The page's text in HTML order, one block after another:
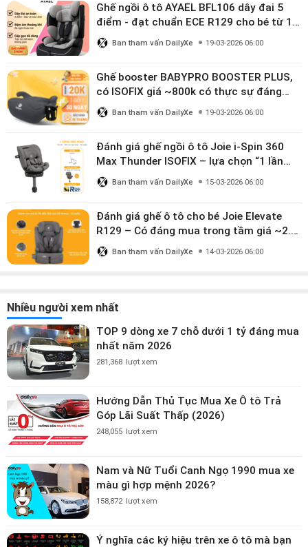
Ghế ngồi ô tô AYAEL BFL106 dây đai 5
điểm - đạt chuẩn ECE R129 cho bé từ 1–
10 tuổi
Ban tham vấn DailyXe 19-03-2026 06:00
Ghế booster BABYPRO BOOSTER PLUS,
có ISOFIX giá ~800k có thực sự đáng
mua?
Ban tham vấn DailyXe 19-03-2026 06:00
Đánh giá ghế ngồi ô tô Joie i-Spin 360
Max Thunder ISOFIX – lựa chọn “1 lần
dùng đến 12 năm” có đáng giá gần 9
triệu?
Ban tham vấn DailyXe 15-03-2026 06:00
Đánh giá ghế ô tô cho bé Joie Elevate
R129 – Có đáng mua trong tầm giá ~2.8
triệu?
Ban tham vấn DailyXe 14-03-2026 06:00
Nhiều người xem nhất
TOP 9 dòng xe 7 chỗ dưới 1 tỷ đáng mua
nhất năm 2026
281,368 lượt xem
Hướng Dẫn Thủ Tục Mua Xe Ô tô Trả
Góp Lãi Suất Thấp (2026)
248,055 lượt xem
Nam và Nữ Tuổi Canh Ngọ 1990 mua xe
màu gì hợp mệnh 2026?
158,872 lượt xem
Ý nghĩa các ký hiệu trên xe ô tô mà bạn